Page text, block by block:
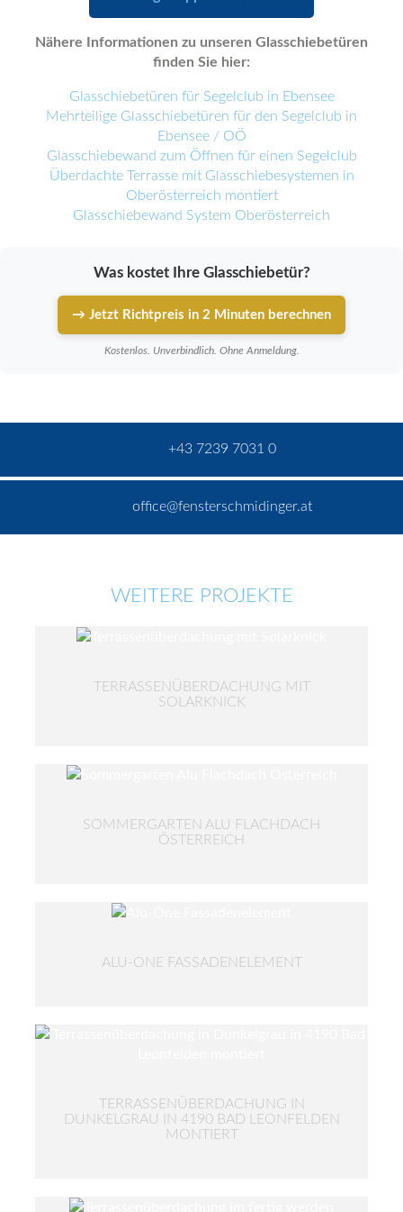
Nähere Informationen zu unseren Glasschiebetüren
finden Sie hier:
Glasschiebetüren für Segelclub in Ebensee
Mehrteilige Glasschiebetüren für den Segelclub in
Ebensee / OÖ
Glasschiebewand zum Öffnen für einen Segelclub
Überdachte Terrasse mit Glasschiebesystemen in
Oberösterreich montiert
Glasschiebewand System Oberösterreich
Was kostet Ihre Glasschiebetür?
→ Jetzt Richtpreis in 2 Minuten berechnen
Kostenlos. Unverbindlich. Ohne Anmeldung.
+43 7239 7031 0
office@fensterschmidinger.at
WEITERE PROJEKTE
TERRASSENÜBERDACHUNG MIT
SOLARKNICK
SOMMERGARTEN ALU FLACHDACH
ÖSTERREICH
ALU-ONE FASSADENELEMENT
TERRASSENÜBERDACHUNG IN
DUNKELGRAU IN 4190 BAD LEONFELDEN
MONTIERT